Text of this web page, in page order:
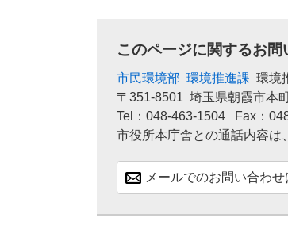
このページに関するお問
市民環境部 環境推進課 環境
〒351-8501 埼玉県朝霞市本
Tel：048-463-1504
Fax：
市役所本庁舎との通話内容は
メールでのお問い合わせ